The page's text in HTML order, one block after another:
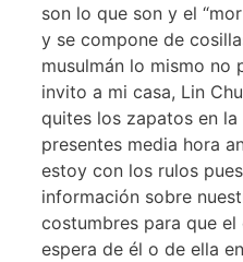
son lo que son y el
y se compone de
musulmán lo mismo no
invito a mi casa, Lin
quites los zapatos en
presentes media hora
estoy con los rulos
información sobre
costumbres para que
espera de él o de ella